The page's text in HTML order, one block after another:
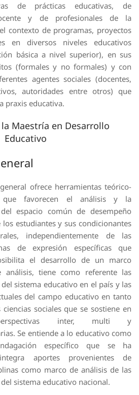
de prácticas educativas, de
y de profesionales de la
contexto de programas, proyectos
en diversos niveles educativos
básica a nivel superior), en sus
(formales y no formales) y con
agentes sociales (docentes,
autoridades entre otros) que
praxis educativa.
Maestría en Desarrollo
Educativo
ofrece herramientas teórico-
que favorecen el análisis y la
espacio común de desempeño
estudiantes y sus condicionantes
independientemente de las
de expresión específicas que
el desarrollo de un marco
análisis, tiene como referente las
sistema educativo en el país y las
del campo educativo en tanto
ciencias sociales que se sostiene en
inter, multi y
Se entiende a lo educativo como
específico que se ha
aportes provenientes de
como marco de análisis de las
sistema educativo nacional.